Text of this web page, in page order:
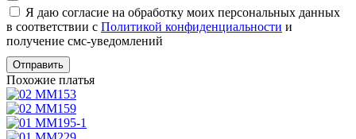
Я даю согласие на обработку моих персональных данных
в соответствии с Политикой конфиденциальности и
получение смс-уведомлений
Похожие платья